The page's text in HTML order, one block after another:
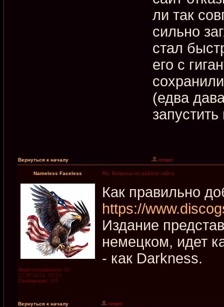
ли так
сильно
стал
его с
(едва
Вернуться к началу
Nameless Faceless Re: Вопросы по работе сайта
Зарегистрирован: Вс
12.05.2013, 10:33
Сообщения: 195
Как правильно
https://
Издание
немецком, идет
- как Darkness.
Вернуться к началу